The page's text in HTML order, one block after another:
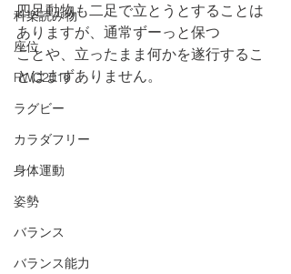
科楽読み物
座位
RWC2019
ラグビー
カラダフリー
身体運動
姿勢
バランス
バランス能力
四足動物も二足で立とうとすることは
ありますが、通常ずーっと保つ
ことや、立ったまま何かを遂行するこ
とはまずありません。